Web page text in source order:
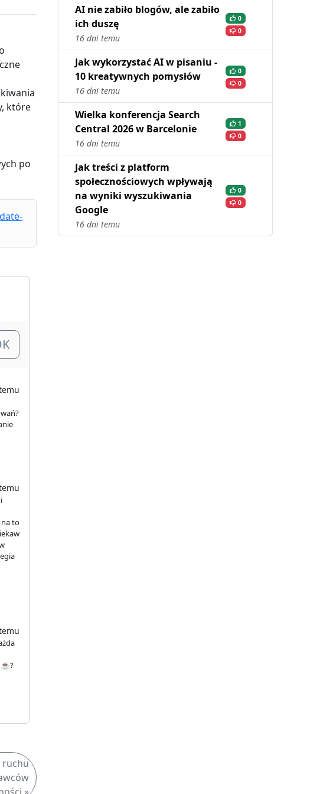
które
po
to
ruchu
AI nie zabiło blogów, ale zabiło
ich duszę
16 dni temu
0
0
Jak wykorzystać AI w pisaniu -
10 kreatywnych pomysłów
16 dni temu
0
0
Wielka konferencja Search
Central 2026 w Barcelonie
16 dni temu
1
0
Jak treści z platform
społecznościowych wpływają
na wyniki wyszukiwania
Google
16 dni temu
0
0